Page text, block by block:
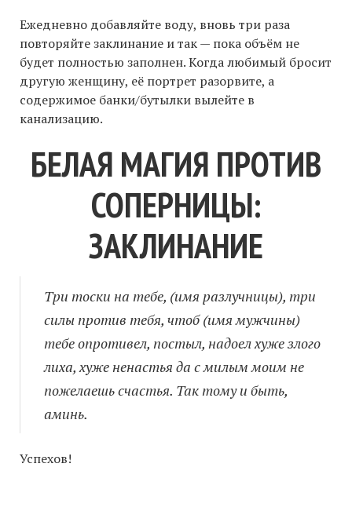
Ежедневно добавляйте воду, вновь три раза
повторяйте заклинание и так — пока объём не
будет полностью заполнен. Когда любимый бросит
другую женщину, её портрет разорвите, а
содержимое банки/бутылки вылейте в
канализацию.
БЕЛАЯ МАГИЯ ПРОТИВ
СОПЕРНИЦЫ:
ЗАКЛИНАНИЕ
Три тоски на тебе, (имя разлучницы), три
силы против тебя, чтоб (имя мужчины)
тебе опротивел, постыл, надоел хуже злого
лиха, хуже ненастья да с милым моим не
пожелаешь счастья. Так тому и быть,
аминь.
Успехов!